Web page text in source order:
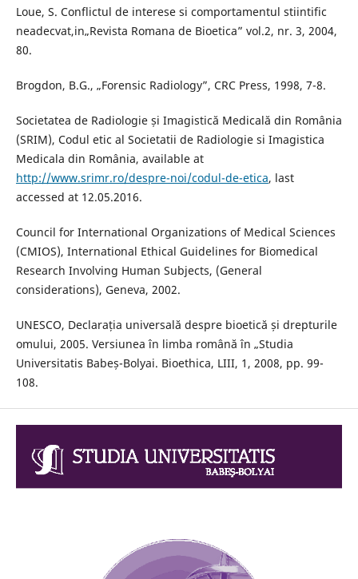
Loue, S. Conflictul de interese si comportamentul stiintific
neadecvat,in„Revista Romana de Bioetica” vol.2, nr. 3, 2004,
80.
Brogdon, B.G., „Forensic Radiology”, CRC Press, 1998, 7-8.
Societatea de Radiologie și Imagistică Medicală din România
(SRIM), Codul etic al Societatii de Radiologie si Imagistica
Medicala din România, available at
http://www.srimr.ro/despre-noi/codul-de-etica, last
accessed at 12.05.2016.
Council for International Organizations of Medical Sciences
(CMIOS), International Ethical Guidelines for Biomedical
Research Involving Human Subjects, (General
considerations), Geneva, 2002.
UNESCO, Declarația universală despre bioetică și drepturile
omului, 2005. Versiunea în limba română în „Studia
Universitatis Babeș-Bolyai. Bioethica, LIII, 1, 2008, pp. 99-
108.